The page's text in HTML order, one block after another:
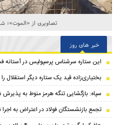
تصاویری از
خبر های روز
این ستاره سرشناس پرسپولیس در آستانه
بختیاری‌زاده قید یک ستاره دیگر استقلال
سپاه: بازگشایی تنگه هرمز منوط به
تجمع بازنشستگان فولاد در اعتراض به